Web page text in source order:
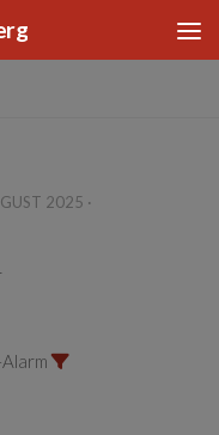
2025 ·